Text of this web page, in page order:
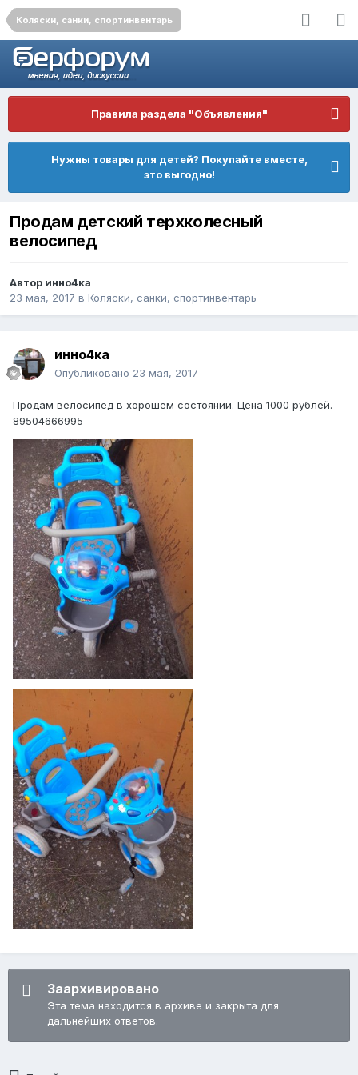
Коляски, санки, спортинвентарь
Правила раздела "Объявления"
Нужны товары для детей? Покупайте вместе,
это выгодно!
Продам детский терхколесный
велосипед
Автор инно4ка
23 мая, 2017 в Коляски, санки, спортинвентарь
инно4ка
Опубликовано 23 мая, 2017
Продам велосипед в хорошем состоянии. Цена 1000 рублей.
89504666995
Заархивировано
Эта тема находится в архиве и закрыта для
дальнейших ответов.